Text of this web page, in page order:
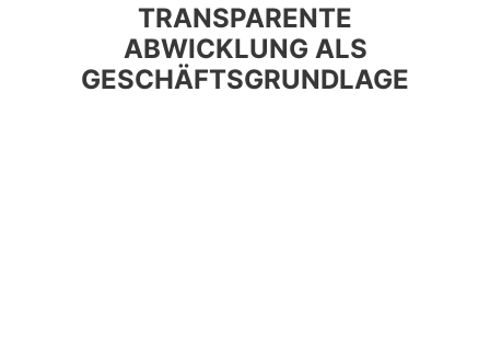
TRANSPARENTE
ABWICKLUNG ALS
GESCHÄFTSGRUNDLAGE